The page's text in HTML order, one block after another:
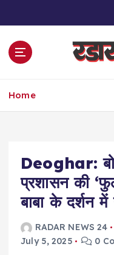
Home
Deoghar:
प्रशासन की
बाबा के दर्शन
RADAR NEWS 24
July 5, 2025
0